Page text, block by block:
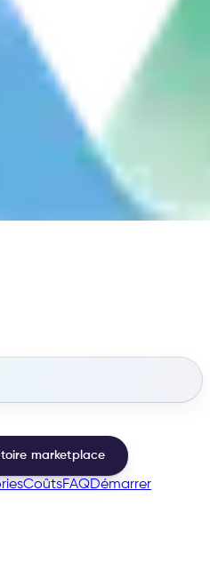
marketplace
CoûtsFAQDémarrer